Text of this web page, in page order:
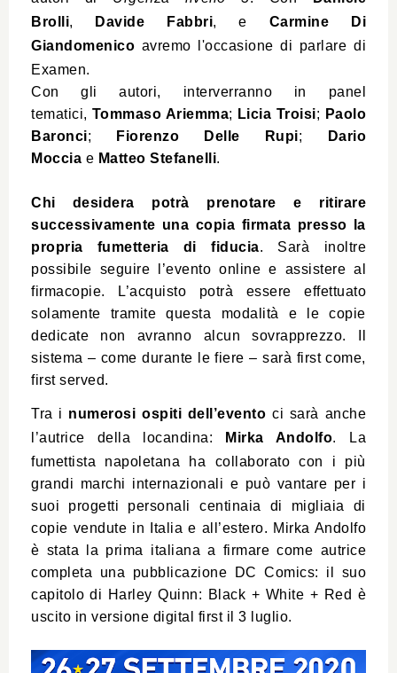
Brolli, Davide Fabbri, e
Carmine Di
Giandomenico avremo l'occasione di parlare di
Examen.
Con gli autori, interverranno in panel
tematici, Tommaso Ariemma; Licia Troisi; Paolo
Baronci; Fiorenzo Delle Rupi;
Dario
Moccia e Matteo Stefanelli.
Chi desidera potrà prenotare e ritirare
successivamente una copia firmata presso la
propria fumetteria di fiducia. Sarà inoltre
possibile seguire l’evento online e assistere al
firmacopie. L’acquisto potrà essere effettuato
solamente tramite questa modalità e le copie
dedicate non avranno alcun sovrapprezzo. Il
sistema – come durante le fiere – sarà first come,
first served.
Tra i numerosi ospiti dell’evento ci sarà anche
l’autrice della locandina:
Mirka Andolfo. La
fumettista napoletana ha collaborato con i più
grandi marchi internazionali e può vantare per i
suoi progetti personali centinaia di migliaia di
copie vendute in Italia e all’estero. Mirka Andolfo
è stata la prima italiana a firmare come autrice
completa una pubblicazione DC Comics: il suo
capitolo di Harley Quinn: Black + White + Red è
uscito in versione digital first il 3 luglio.